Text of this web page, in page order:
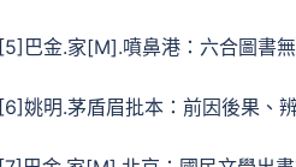
[5]巴金.家[M].噴鼻港：六合圖書
[6]姚明.茅盾眉批本：前因後果、